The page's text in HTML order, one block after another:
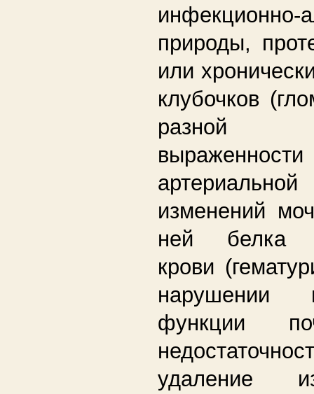
инфекционно-
природы,
или
клубочков
разной
изменений
ней белка
крови
нарушении
функции
удаление